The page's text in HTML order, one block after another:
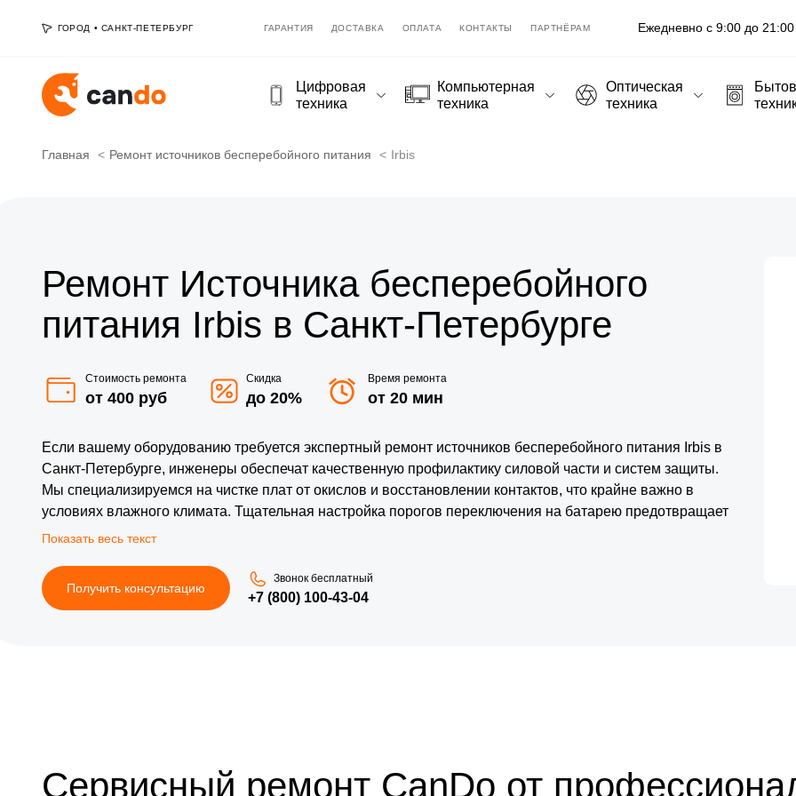
ГОРОД • САНКТ-ПЕТЕРБУРГ ГАРАНТИЯ ДОСТАВКА ОПЛАТА КОНТАКТЫ ПАРТНЁРАМ Ежедневно с 9:00 до 21:00
Цифровая
техника
Компьютерная
техника
Оптическая
техника
Главная Ремонт источников бесперебойного питания Irbis
Ремонт Источника бесперебойного
питания Irbis в Санкт-Петербурге
Стоимость ремонта
от 400 руб
Скидка
до 20%
Время ремонта
от 20 мин
Если вашему оборудованию требуется экспертный ремонт источников бесперебойного питания Irbis в
Санкт-Петербурге, инженеры обеспечат качественную профилактику силовой части и систем защиты.
Мы специализируемся на чистке плат от окислов и восстановлении контактов, что крайне важно в
условиях влажного климата. Тщательная настройка порогов переключения на батарею предотвращает
потерю данных при скачках напряжения. Мы гарантируем стабильную работу ИБП Ирбис и высокую
Получить консультацию
Звонок бесплатный
+7 (800) 100-43-04
Сервисный ремонт CanDo от